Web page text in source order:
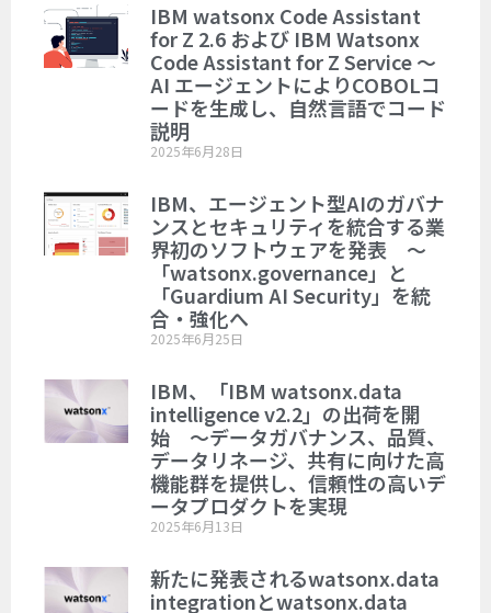
IBM watsonx Code Assistant
for Z 2.6 および IBM Watsonx
Code Assistant for Z Service ～
AI エージェントによりCOBOLコ
ードを生成し、自然言語でコード
説明
2025年6月28日
IBM、エージェント型AIのガバナ
ンスとセキュリティを統合する業
界初のソフトウェアを発表 ～
「watsonx.governance」と
「Guardium AI Security」を統
合・強化へ
2025年6月25日
IBM、「IBM watsonx.data
intelligence v2.2」の出荷を開
始 ～データガバナンス、品質、
データリネージ、共有に向けた高
機能群を提供し、信頼性の高いデ
ータプロダクトを実現
2025年6月13日
新たに発表されるwatsonx.data
integrationとwatsonx.data